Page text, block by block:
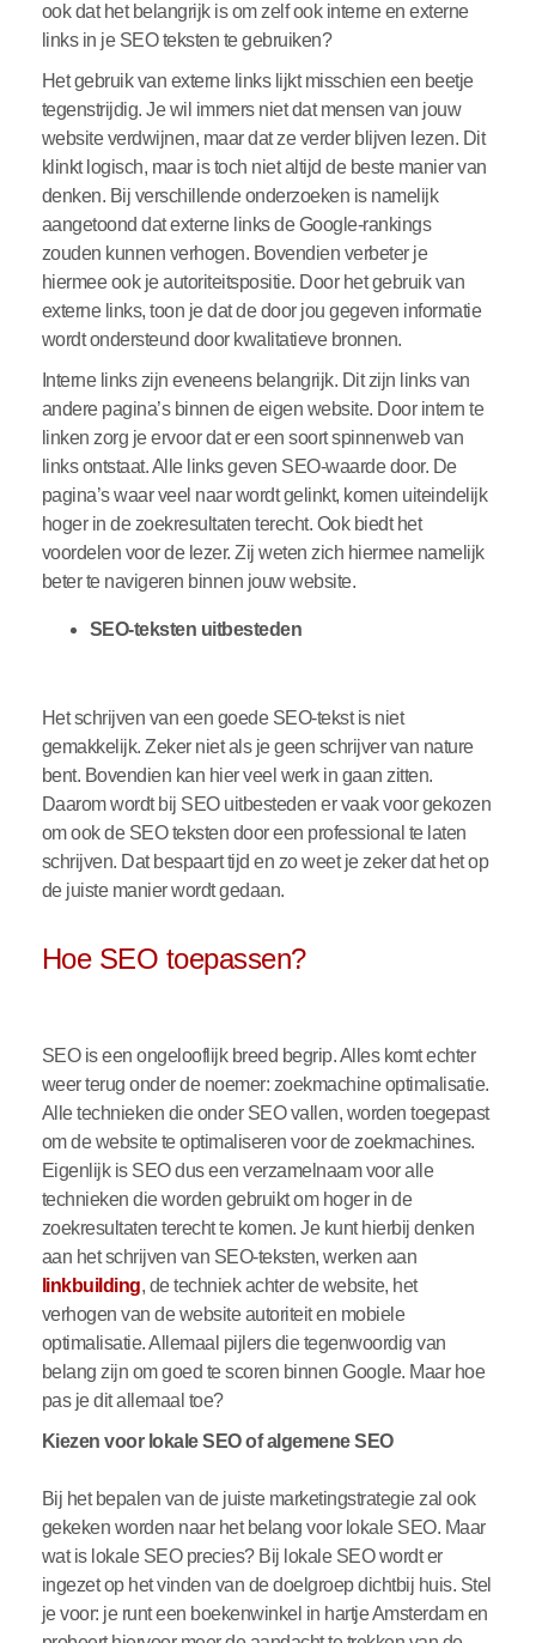
ook dat het belangrijk is om zelf ook interne en externe
links in je SEO teksten te gebruiken?
Het gebruik van externe links lijkt misschien een beetje
tegenstrijdig. Je wil immers niet dat mensen van jouw
website verdwijnen, maar dat ze verder blijven lezen. Dit
klinkt logisch, maar is toch niet altijd de beste manier van
denken. Bij verschillende onderzoeken is namelijk
aangetoond dat externe links de Google-rankings
zouden kunnen verhogen. Bovendien verbeter je
hiermee ook je autoriteitspositie. Door het gebruik van
externe links, toon je dat de door jou gegeven informatie
wordt ondersteund door kwalitatieve bronnen.
Interne links zijn eveneens belangrijk. Dit zijn links van
andere pagina’s binnen de eigen website. Door intern te
linken zorg je ervoor dat er een soort spinnenweb van
links ontstaat. Alle links geven SEO-waarde door. De
pagina’s waar veel naar wordt gelinkt, komen uiteindelijk
hoger in de zoekresultaten terecht. Ook biedt het
voordelen voor de lezer. Zij weten zich hiermee namelijk
beter te navigeren binnen jouw website.
SEO-teksten uitbesteden
Het schrijven van een goede SEO-tekst is niet
gemakkelijk. Zeker niet als je geen schrijver van nature
bent. Bovendien kan hier veel werk in gaan zitten.
Daarom wordt bij SEO uitbesteden er vaak voor gekozen
om ook de SEO teksten door een professional te laten
schrijven. Dat bespaart tijd en zo weet je zeker dat het op
de juiste manier wordt gedaan.
Hoe SEO toepassen?
SEO is een ongelooflijk breed begrip. Alles komt echter
weer terug onder de noemer: zoekmachine optimalisatie.
Alle technieken die onder SEO vallen, worden toegepast
om de website te optimaliseren voor de zoekmachines.
Eigenlijk is SEO dus een verzamelnaam voor alle
technieken die worden gebruikt om hoger in de
zoekresultaten terecht te komen. Je kunt hierbij denken
aan het schrijven van SEO-teksten, werken aan
linkbuilding, de techniek achter de website, het
verhogen van de website autoriteit en mobiele
optimalisatie. Allemaal pijlers die tegenwoordig van
belang zijn om goed te scoren binnen Google. Maar hoe
pas je dit allemaal toe?
Kiezen voor lokale SEO of algemene SEO
Bij het bepalen van de juiste marketingstrategie zal ook
gekeken worden naar het belang voor lokale SEO. Maar
wat is lokale SEO precies? Bij lokale SEO wordt er
ingezet op het vinden van de doelgroep dichtbij huis. Stel
je voor: je runt een boekenwinkel in hartje Amsterdam en